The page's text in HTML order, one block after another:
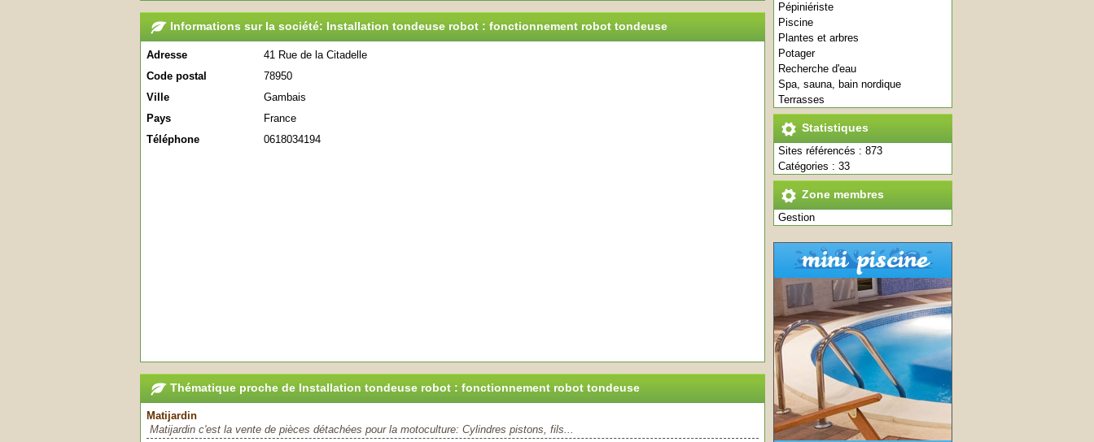
Pépiniériste
Piscine
Plantes et arbres
Potager
Recherche d'eau
Spa, sauna, bain nordique
Terrasses
Statistiques
Sites référencés : 873
Catégories : 33
Zone membres
Gestion
Informations sur la société: Installation tondeuse robot : fonctionnement robot tondeuse
Adresse
41 Rue de la Citadelle
Code postal
78950
Ville
Gambais
Pays
France
Téléphone
0618034194
Thématique proche de Installation tondeuse robot : fonctionnement robot tondeuse
Matijardin
Matijardin c'est la vente de pièces détachées pour la motoculture: Cylindres pistons, fils...